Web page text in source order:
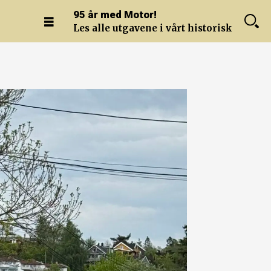
95 år med Motor!
Les alle utgavene i vårt historiske arkiv.